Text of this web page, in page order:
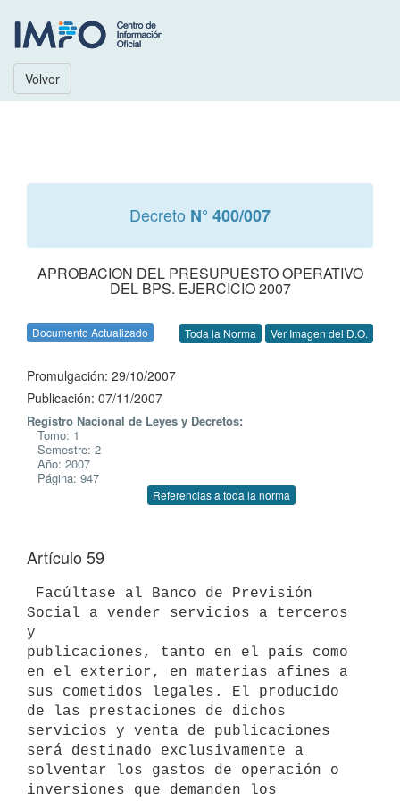
Volver
Decreto N° 400/007
APROBACION DEL PRESUPUESTO OPERATIVO
DEL BPS. EJERCICIO 2007
Documento Actualizado Toda la Norma Ver Imagen del D.O.
Promulgación: 29/10/2007
Publicación: 07/11/2007
Registro Nacional de Leyes y Decretos:
Tomo: 1
Semestre: 2
Año: 2007
Página: 947
Referencias a toda la norma
Artículo 59
Social a vender servicios a terceros
y
publicaciones, tanto en el país como
en el exterior, en materias afines a
sus cometidos legales. El producido
de las prestaciones de dichos
servicios y venta de publicaciones
será destinado exclusivamente a
solventar los gastos de operación o
inversiones que demanden los